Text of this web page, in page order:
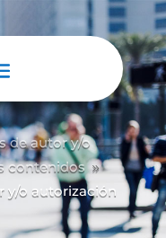
de autor y/o
contenidos 9
y/o autorización